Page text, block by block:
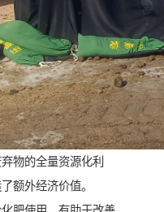
物的全量资源化利
额外经济价值。